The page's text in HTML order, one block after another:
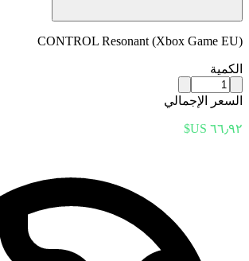
CONTROL Resonant (Xbox Game EU)
الكمية
السعر الإجمالي